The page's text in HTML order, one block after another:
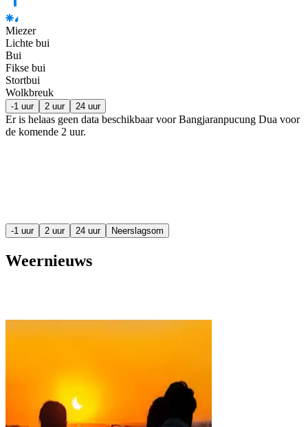
Miezer
Lichte bui
Bui
Fikse bui
Stortbui
Wolkbreuk
-1 uur 2 uur 24 uur
Er is helaas geen data beschikbaar voor Bangjaranpucung Dua voor
de komende 2 uur.
-1 uur 2 uur 24 uur Neerslagsom
Weernieuws